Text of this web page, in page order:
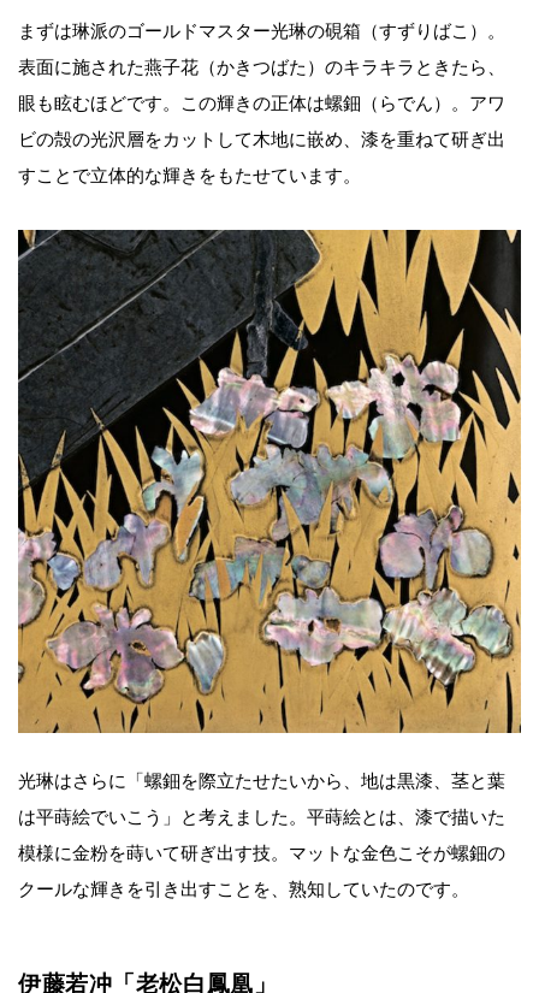
まずは琳派のゴールドマスター光琳の硯箱（すずりばこ）。
表面に施された燕子花（かきつばた）のキラキラときたら、
眼も眩むほどです。この輝きの正体は螺鈿（らでん）。アワ
ビの殻の光沢層をカットして木地に嵌め、漆を重ねて研ぎ出
すことで立体的な輝きをもたせています。
光琳はさらに「螺鈿を際立たせたいから、地は黒漆、茎と葉
は平蒔絵でいこう」と考えました。平蒔絵とは、漆で描いた
模様に金粉を蒔いて研ぎ出す技。マットな金色こそが螺鈿の
クールな輝きを引き出すことを、熟知していたのです。
伊藤若冲「老松白鳳凰」